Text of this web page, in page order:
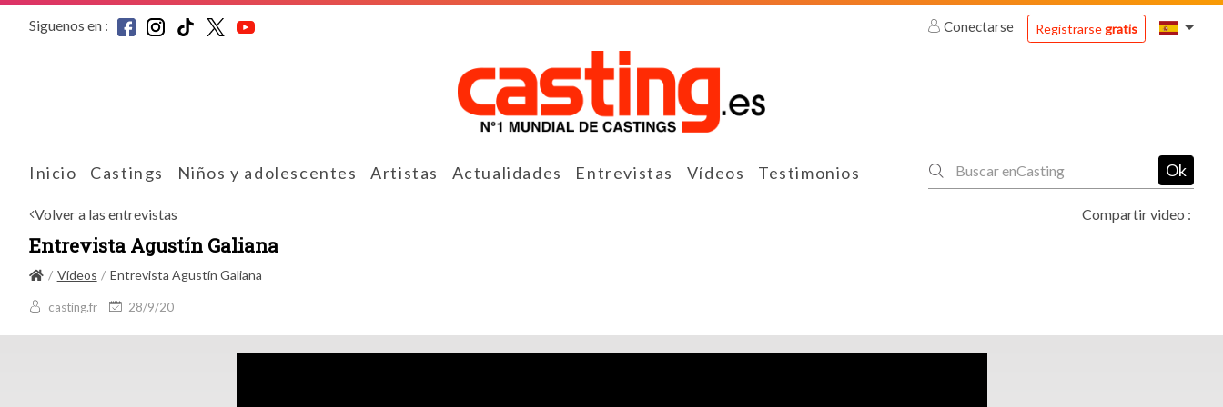
Siguenos en : Conectarse Registrarsegratis
Inicio Castings Niños y adolescentes Artistas Actualidades Entrevistas Vídeos Testimonios Ok
Volver a las entrevistas Compartir video :
Entrevista Agustín Galiana
Vídeos Entrevista Agustín Galiana
casting.fr 28/9/20